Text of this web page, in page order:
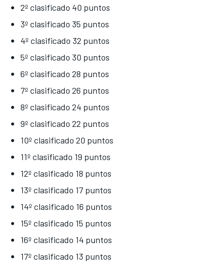
2º clasificado 40 puntos
3º clasificado 35 puntos
4º clasificado 32 puntos
5º clasificado 30 puntos
6º clasificado 28 puntos
7º clasificado 26 puntos
8º clasificado 24 puntos
9º clasificado 22 puntos
10º clasificado 20 puntos
11º clasificado 19 puntos
12º clasificado 18 puntos
13º clasificado 17 puntos
14º clasificado 16 puntos
15º clasificado 15 puntos
16º clasificado 14 puntos
17º clasificado 13 puntos